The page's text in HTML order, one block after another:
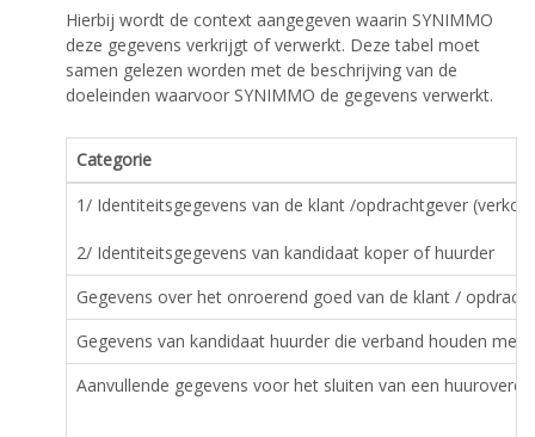
Hierbij wordt de context aangegeven waarin SYNIMMO
deze gegevens verkrijgt of verwerkt. Deze tabel moet
samen gelezen worden met de beschrijving van de
doeleinden waarvoor SYNIMMO de gegevens verwerkt.
Categorie
1/ Identiteitsgegevens van de klant /opdrachtgever
2/ Identiteitsgegevens van kandidaat koper of huurder
Gegevens over het onroerend goed van de klant /
Gegevens van kandidaat huurder die verband houden
Aanvullende gegevens voor het sluiten van een